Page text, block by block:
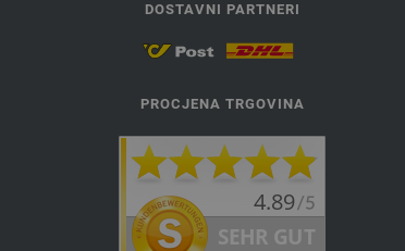
DOSTAVNI PARTNERI
PROCJENA TRGOVINA